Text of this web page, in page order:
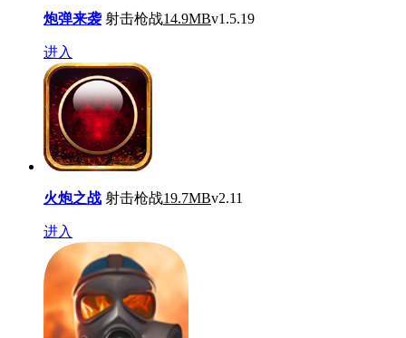
炮弹来袭 射击枪战14.9MBv1.5.19
进入
火炮之战 射击枪战19.7MBv2.11
进入